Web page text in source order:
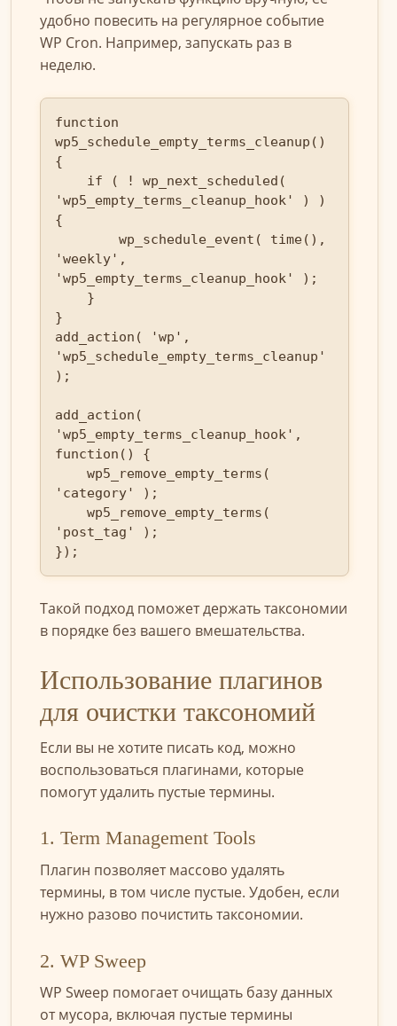
удобно повесить на регулярное событие
WP Cron. Например, запускать раз в
неделю.
function
wp5_schedule_empty_terms_cleanup()
{
'wp5_empty_terms_cleanup_hook' ) )
{
'weekly',
'wp5_empty_terms_cleanup_hook' );
}
add_action( 'wp',
'wp5_schedule_empty_terms_cleanup'
);
add_action(
'wp5_empty_terms_cleanup_hook',
function() {
'category' );
'post_tag' );
});
Такой подход поможет держать таксономии
в порядке без вашего вмешательства.
Использование плагинов
для очистки таксономий
Если вы не хотите писать код, можно
воспользоваться плагинами, которые
помогут удалить пустые термины.
1. Term Management Tools
Плагин позволяет массово удалять
термины, в том числе пустые. Удобен, если
нужно разово почистить таксономии.
2. WP Sweep
WP Sweep помогает очищать базу данных
от мусора, включая пустые термины